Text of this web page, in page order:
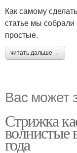
Как самому
статье мы
простые.
читать дальше →
Вас может
Стрижка
волнистые
года